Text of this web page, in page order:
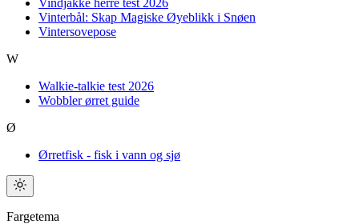
Vindjakke herre test 2026
Vinterbål: Skap Magiske Øyeblikk i Snøen
Vintersovepose
W
Walkie-talkie test 2026
Wobbler ørret guide
Ø
Ørretfisk - fisk i vann og sjø
Fargetema